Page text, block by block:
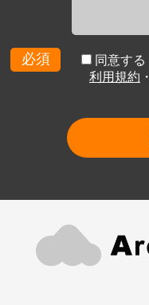
必須
同意する
利用規約 ・